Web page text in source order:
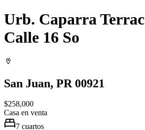
Urb. Caparra
Calle 16 So
San Juan, PR 00921
$258,000
Casa en venta
7 cuartos